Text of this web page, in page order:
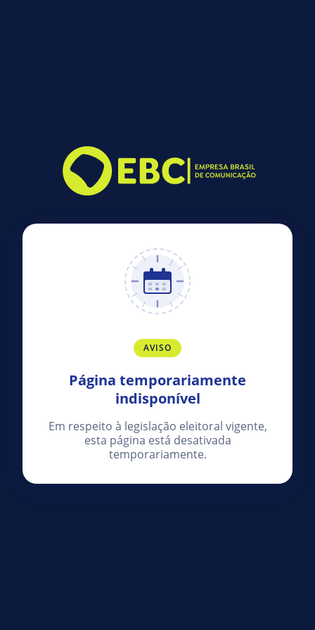
AVISO
Página temporariamente
indisponível
Em respeito à legislação eleitoral vigente,
esta página está desativada
temporariamente.